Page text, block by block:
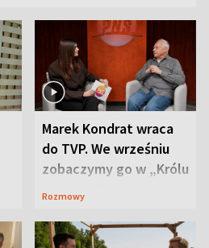
Marek Kondrat wraca
do TVP. We wrześniu
zobaczymy go w „Królu
Maciusiu I”
Rozmowy